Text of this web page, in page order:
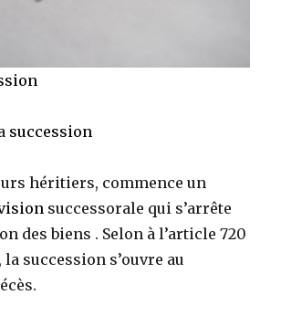
succession
héritiers, commence un
successorale qui s’arrête
des biens . Selon à l’article 720
succession s’ouvre au